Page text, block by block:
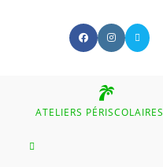
ATELIERS PÉRISCOLAIRES
TOGGLE